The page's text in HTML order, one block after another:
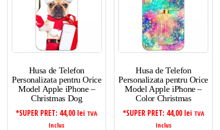
Husa de Telefon
Personalizata pentru Orice
Model Apple iPhone –
Christmas Dog
*SUPER PRET: 44,00 lei TVA
Inclus
Husa de Telefon
Personalizata pentru Orice
Model Apple iPhone –
Color Christmas
*SUPER PRET: 44,00 lei TVA
Inclus